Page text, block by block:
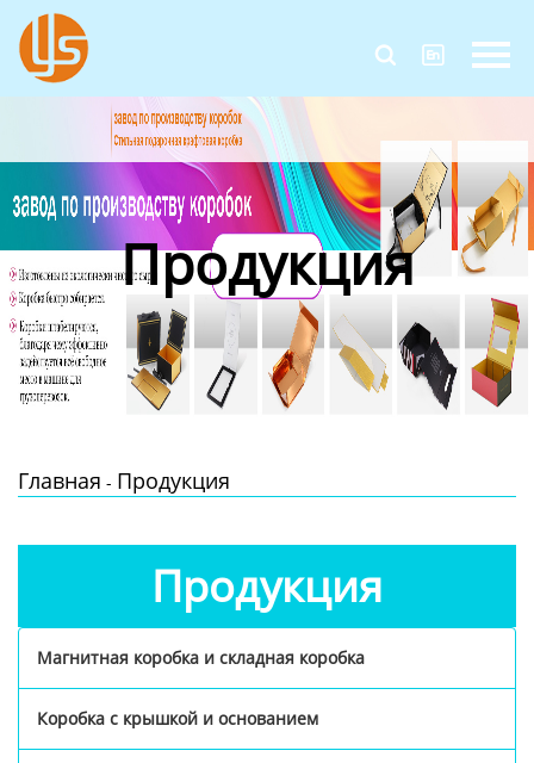
 
Главная
Продукция
О Нас
Контакты Продукция
Главная - Продукция
Продукция
Магнитная коробка и складная коробка
Коробка с крышкой и основанием